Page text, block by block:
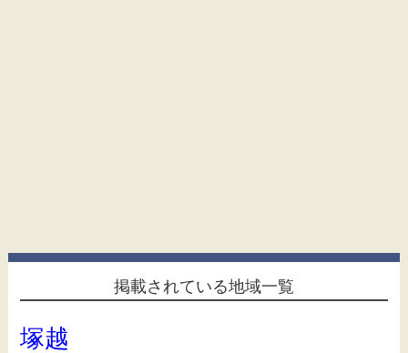
掲載されている地域一覧
塚越